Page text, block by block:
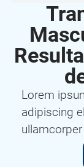
Lorem
adipiscing